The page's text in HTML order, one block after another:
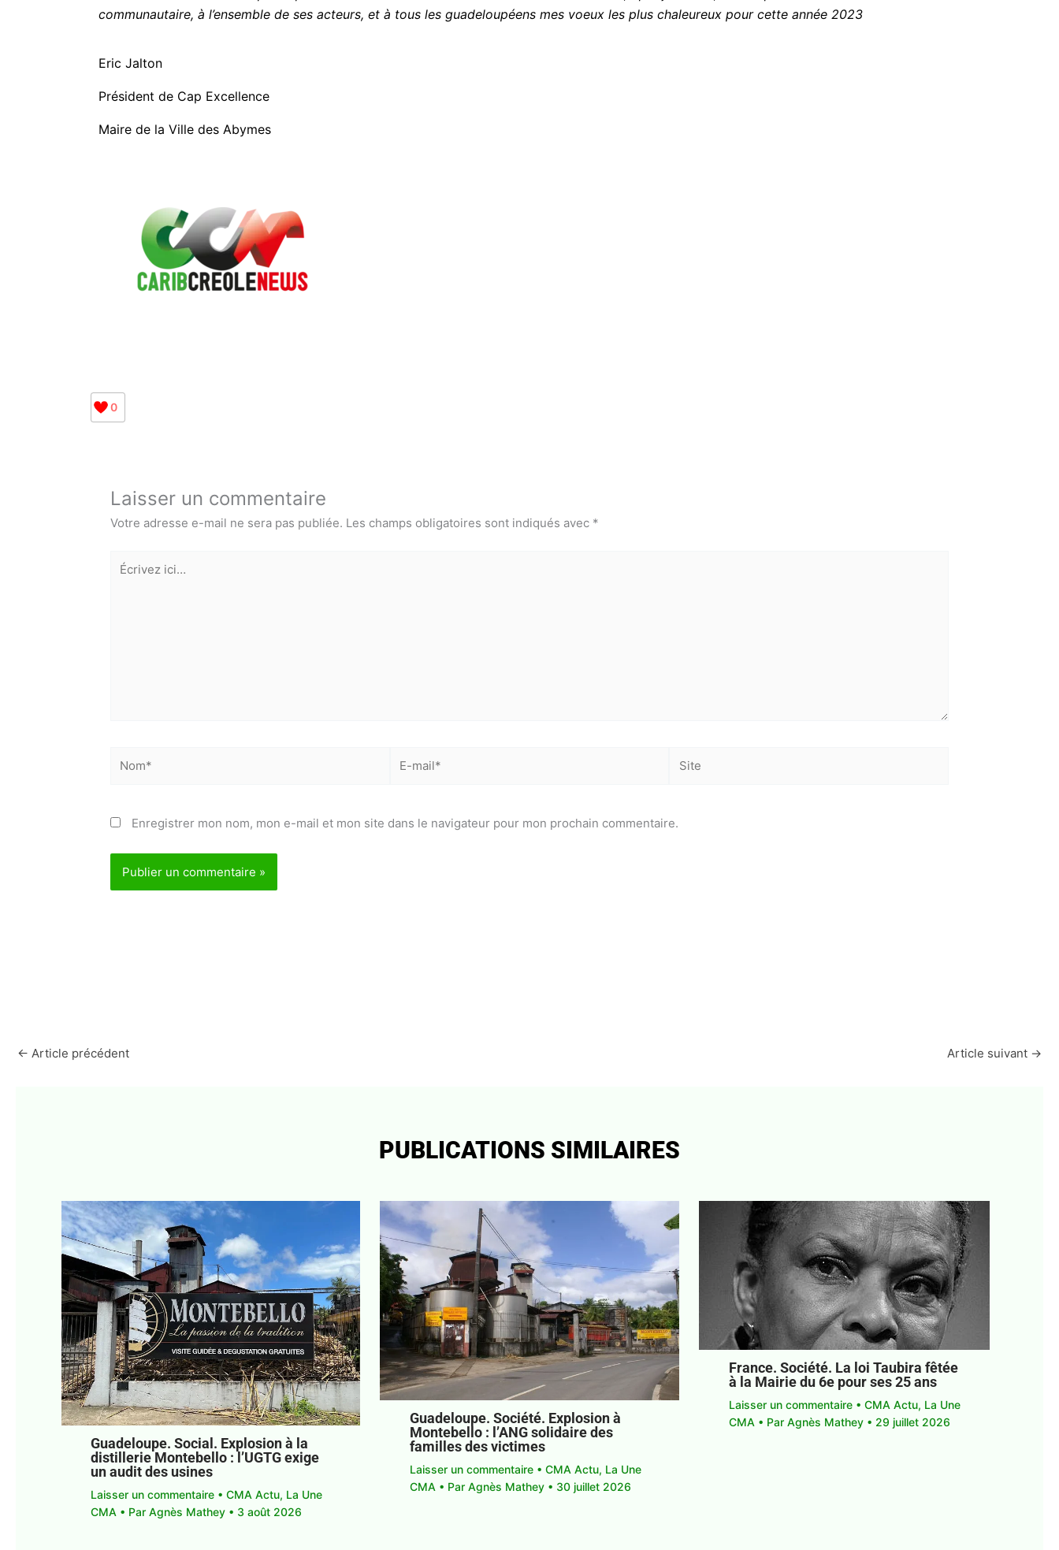
communautaire, à l’ensemble de ses acteurs, et à tous les guadeloupéens mes voeux les plus chaleureux pour cette année 2023
Eric Jalton
Président de Cap Excellence
Maire de la Ville des Abymes
0
Laisser un commentaire
Votre adresse e-mail ne sera pas publiée. Les champs obligatoires sont indiqués avec *
ici…
mail*
Enregistrer mon nom, mon e-mail et mon site dans le navigateur pour mon prochain commentaire.
← Article précédent Article suivant→
PUBLICATIONS SIMILAIRES
Guadeloupe. Social. Explosion à la
distillerie Montebello : l’UGTG exige
un audit des usines
Laisser un commentaire CMA Actu
La Une
CMA
• Par Agnès Mathey 3 août 2026
Guadeloupe. Société. Explosion à
Montebello : l’ANG solidaire des
familles des victimes
Laisser un commentaire • CMA Actu, La Une
CMA• ParAgnès Mathey• 30 juillet 2026
France. Société. La loi Taubira fêtée
à la Mairie du 6e pour ses 25 ans
Laisser un commentaire • CMA Actu,La Une
CMA• ParAgnès Mathey• 29 juillet 2026